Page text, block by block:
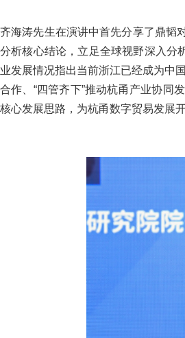
齐海涛先生在演讲中首先分享了鼎韬
分析核心结论，立足全球视野深入分
业发展情况指出当前浙江已经成为中
合作、“四管齐下”推动杭甬产业协同
核心发展思路，为杭甬数字贸易发展开